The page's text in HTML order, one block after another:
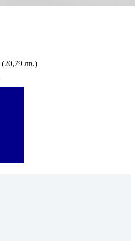
(20,79 лв.)